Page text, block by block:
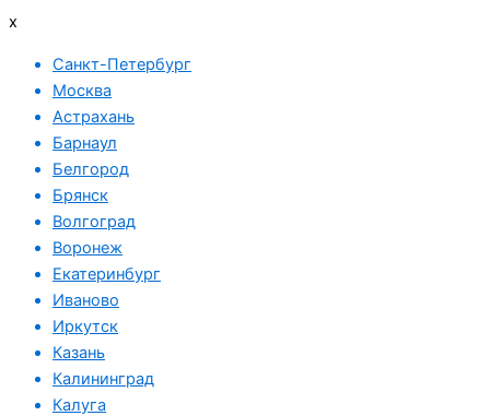
x
Санкт-Петербург
Москва
Астрахань
Барнаул
Белгород
Брянск
Волгоград
Воронеж
Екатеринбург
Иваново
Иркутск
Казань
Калининград
Калуга